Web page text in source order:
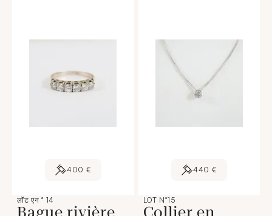
400 €
लॉट एन ° 14
Bague rivière
440 €
LOT N°15
Collier en